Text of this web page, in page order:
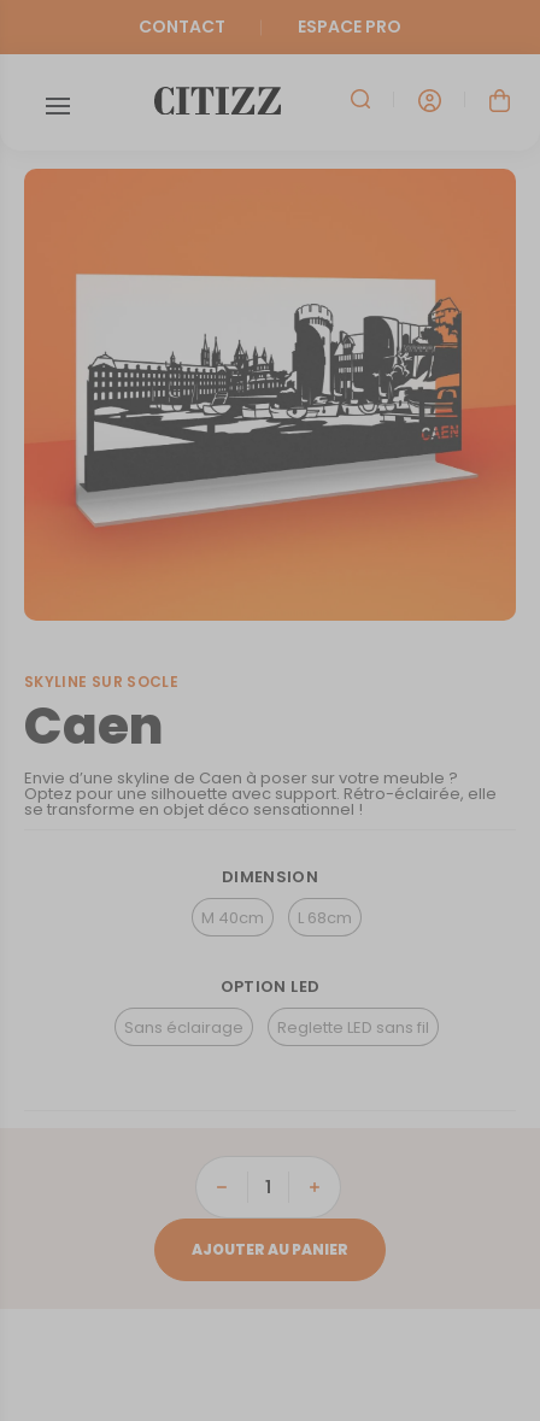
CONTACT ESPACE PRO
SKYLINE SUR SOCLE
Caen
Envie d’une skyline de Caen à poser sur votre meuble ?
Optez pour une silhouette avec support. Rétro-éclairée, elle
se transforme en objet déco sensationnel !
DIMENSION
M 40cm
L 68cm
OPTION LED
Sans éclairage
Reglette LED sans fil
quantité
Caen
AJOUTER AU PANIER